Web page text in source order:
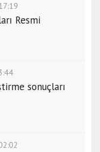
Resmi
sonuçları